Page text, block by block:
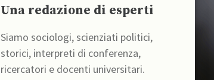
Una redazione di esperti
Siamo sociologi, scienziati politici,
storici, interpreti di conferenza,
ricercatori e docenti universitari.